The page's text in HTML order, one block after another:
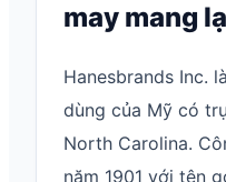
may mang
Hanesbrands Inc.
dùng của Mỹ có
North Carolina.
năm 1901 với tên